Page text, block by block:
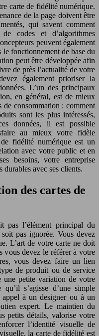
carte de fidélité numérique.
de la page doivent être
qui savent comment
codes et d’algorithmes
peuvent également
le fonctionnement de base du
peut être développée afin
de près l’actualité de votre
également prioriser la
L’un des principaux
en général, est de mieux
de consommation : comment
sont les plus intéressés,
données, il est possible
au mieux votre fidèle
fidélité numérique est un
avec votre public et en
besoins, votre entreprise
durables avec ses clients.
des cartes de
pas l’élément principal du
pas ignorée. Vous devez
L’art de votre carte ne doit
vous devez le référer à votre
vous devez faire un lien
de produit ou de service
une petite variation de votre
s’agisse d’une simple
à un designer ou à un
expert. Le maintien du
petits détails, valorise votre
l’identité visuelle de
la carte de fidélité est